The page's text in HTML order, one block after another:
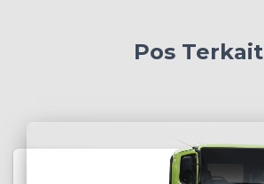
Pos Terkait